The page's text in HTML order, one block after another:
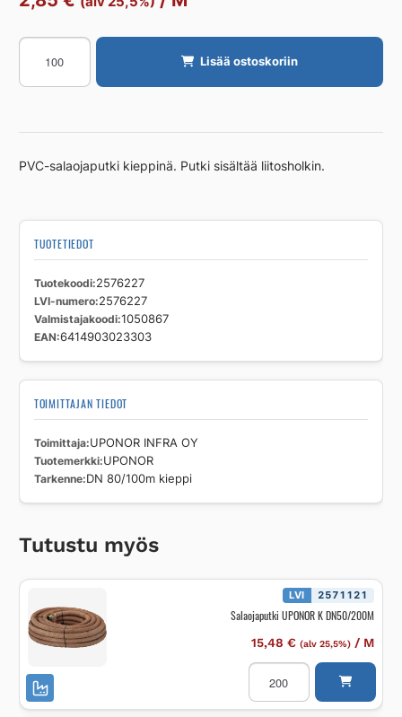
Salaojaputki
taipuisa
DN
kieppi
Lisää ostoskoriin
PVC-salaojaputki kieppinä. Putki sisältää liitosholkin.
TUOTETIEDOT
Tuotekoodi 2576227
LVI-numero 2576227
Valmistajakoodi 1050867
EAN 6414903023303
TOIMITTAJAN TIEDOT
Toimittaja UPONOR INFRA OY
Tuotemerkki UPONOR
Tarkenne DN 80/100m kieppi
Tutustu myös
LVI 2571121
Salaojaputki UPONOR K DN50/200M
15,48 € (alv 25,5%)/ M
Salaojaputki
UPONOR
DN50/200M